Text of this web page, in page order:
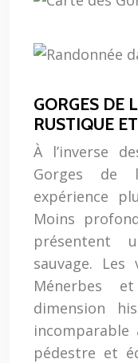
GORGES DE
RUSTIQUE
À l’inverse
Gorges de
expérience
Moins
présentent
sauvage.
Ménerbes
dimension
incomparable
pédestre et